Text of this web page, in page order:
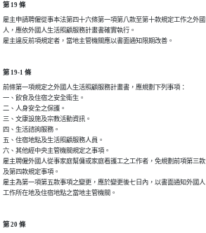
第 19 條
雇主申請聘僱從事本法第四十六條第一項第八款至第十款規定工作之外國
人，應依外國人生活照顧服務計畫書確實執行。
雇主違反前項規定者，當地主管機關應以書面通知限期改善。
第 19-1 條
前條第一項規定之外國人生活照顧服務計畫書，應規劃下列事項：
一、飲食及住宿之安全衛生。
二、人身安全之保護。
三、文康設施及宗教活動資訊。
四、生活諮詢服務。
五、住宿地點及生活照顧服務人員。
六、其他經中央主管機關規定之事項。
雇主聘僱外國人從事家庭幫傭或家庭看護工之工作者，免規劃前項第三款
及第四款規定事項。
雇主為第一項第五款事項之變更，應於變更後七日內，以書面通知外國人
工作所在地及住宿地點之當地主管機關。
第 20 條